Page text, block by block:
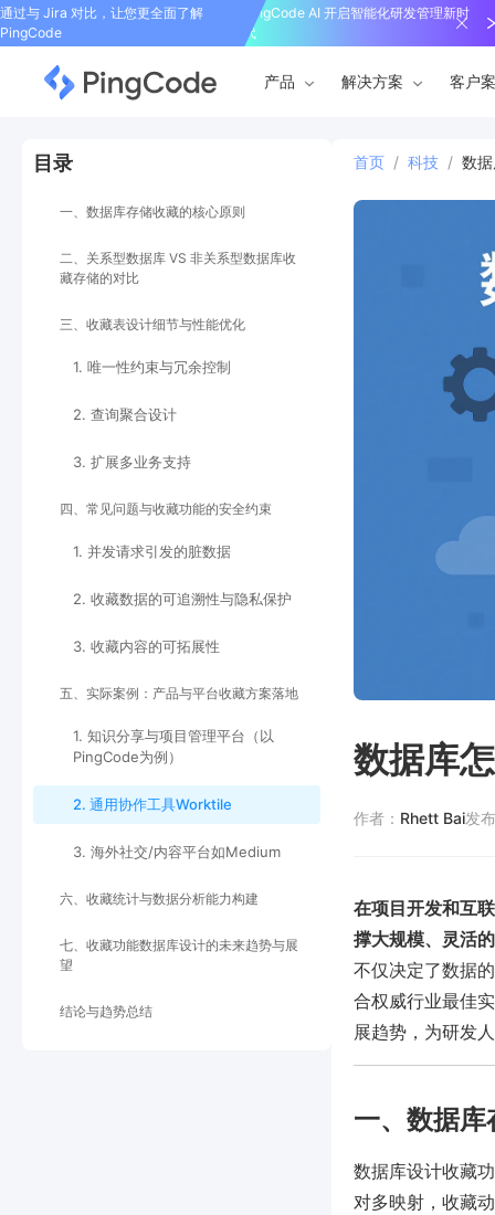
通过与 Jira 对比，让您更全面了解
PingCode
PingCode AI 开启智能化研发管理新时
代
产品 解决方案 客户
目录
一、数据库存储收藏的核心原则
二、关系型数据库 VS 非关系型数据库收
藏存储的对比
三、收藏表设计细节与性能优化
1. 唯一性约束与冗余控制
2. 查询聚合设计
3. 扩展多业务支持
四、常见问题与收藏功能的安全约束
1. 并发请求引发的脏数据
2. 收藏数据的可追溯性与隐私保护
3. 收藏内容的可拓展性
五、实际案例：产品与平台收藏方案落地
1. 知识分享与项目管理平台（以
PingCode为例）
2. 通用协作工具Worktile
3. 海外社交/内容平台如Medium
六、收藏统计与数据分析能力构建
七、收藏功能数据库设计的未来趋势与展
望
结论与趋势总结
首页 / 科技 / 数
数据库
作者： Rhett Bai发
在项目开发和互
撑大规模、灵活
不仅决定了数据
合权威行业最佳
展趋势，为研发
一、数据
数据库设计收藏
对多映射，收藏